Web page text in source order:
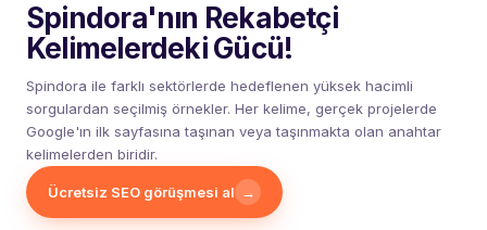
Spindora'nın Rekabetçi
Kelimelerdeki Gücü!
Spindora ile farklı sektörlerde hedeflenen yüksek hacimli
sorgulardan seçilmiş örnekler. Her kelime, gerçek projelerde
Google'ın ilk sayfasına taşınan veya taşınmakta olan anahtar
kelimelerden biridir.
Ücretsiz SEO görüşmesi al →